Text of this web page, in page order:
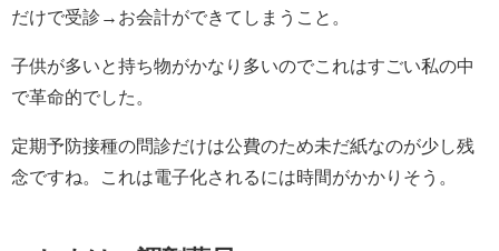
だけで受診→お会計ができてしまうこと。
子供が多いと持ち物がかなり多いのでこれはすごい私の中
で革命的でした。
定期予防接種の問診だけは公費のため未だ紙なのが少し残
念ですね。これは電子化されるには時間がかかりそう。